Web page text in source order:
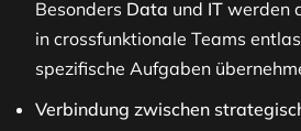
Besonders Data und IT werden
in crossfunktionale Teams
spezifische Aufgaben
Verbindung zwischen